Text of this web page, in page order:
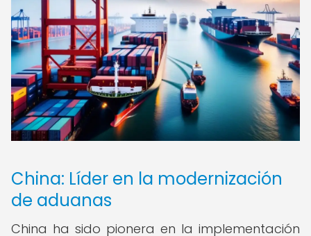
China: Líder en la modernización
de aduanas
China ha sido pionera en la implementación